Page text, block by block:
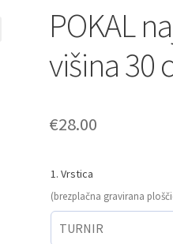
POKAL
višina 30
€28.00
1. Vrstica
(brezplačna gravirana